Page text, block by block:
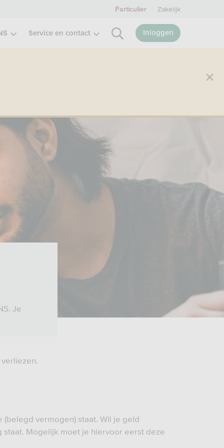
Service en contact Inloggen
Particulier Zakelijk
Je
vermogen) staat. Wil je geld
Mogelijk moet je hiervoor eerst deze